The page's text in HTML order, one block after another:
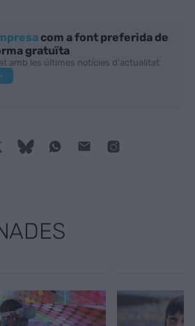
com a font preferida de
gratuïta
amb les últimes notícies d'actualitat